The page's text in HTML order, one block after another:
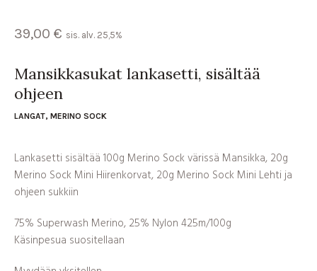
39,00 € sis. alv. 25,5%
Mansikkasukat lankasetti, sisältää
ohjeen
LANGAT, MERINO SOCK
Lankasetti sisältää 100g Merino Sock värissä Mansikka, 20g
Merino Sock Mini Hiirenkorvat, 20g Merino Sock Mini Lehti ja
ohjeen sukkiin
75% Superwash Merino, 25% Nylon 425m/100g
Käsinpesua suositellaan